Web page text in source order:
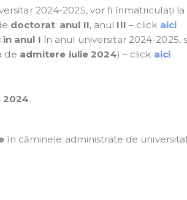
2024-2025, vor fi înmatriculați la
doctorat: anul II, anul III – click aici
anul I în anul universitar 2024-2025,
de admitere iulie 2024) – click aici
2024.
în căminele administrate de